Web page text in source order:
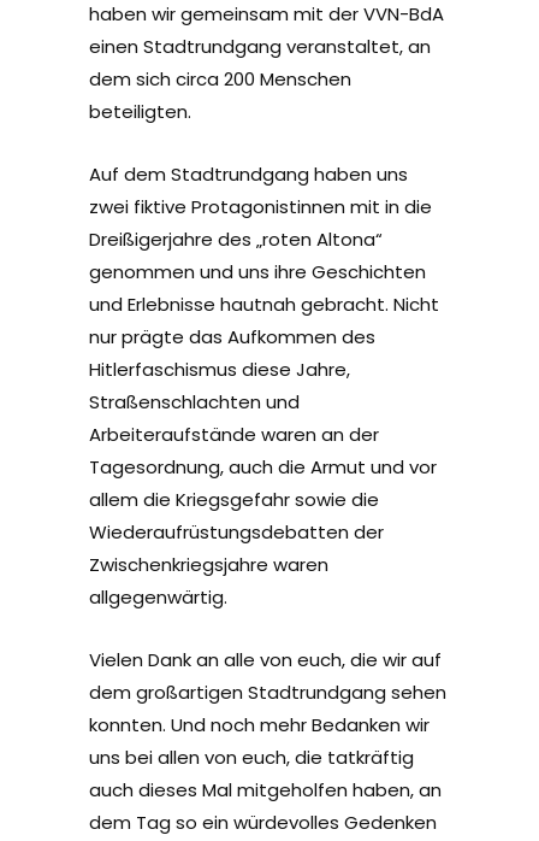
haben wir gemeinsam mit der VVN-BdA
einen Stadtrundgang veranstaltet, an
dem sich circa 200 Menschen
beteiligten.
Auf dem Stadtrundgang haben uns
zwei fiktive Protagonistinnen mit in die
Dreißigerjahre des „roten Altona“
genommen und uns ihre Geschichten
und Erlebnisse hautnah gebracht. Nicht
nur prägte das Aufkommen des
Hitlerfaschismus diese Jahre,
Straßenschlachten und
Arbeiteraufstände waren an der
Tagesordnung, auch die Armut und vor
allem die Kriegsgefahr sowie die
Wiederaufrüstungsdebatten der
Zwischenkriegsjahre waren
allgegenwärtig.
Vielen Dank an alle von euch, die wir auf
dem großartigen Stadtrundgang sehen
konnten. Und noch mehr Bedanken wir
uns bei allen von euch, die tatkräftig
auch dieses Mal mitgeholfen haben, an
dem Tag so ein würdevolles Gedenken